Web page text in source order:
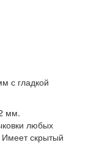
с гладкой
мм.
любых
Имеет скрытый